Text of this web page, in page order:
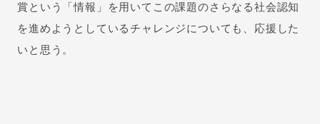
賞という「情報」を用いてこの課題のさらなる社会認知
を進めようとしているチャレンジについても、応援した
いと思う。